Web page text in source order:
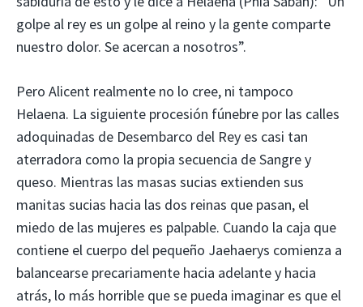
golpe al rey es un golpe al reino y la gente comparte
nuestro dolor. Se acercan a nosotros”.
Pero Alicent realmente no lo cree, ni tampoco
Helaena. La siguiente procesión fúnebre por las calles
adoquinadas de Desembarco del Rey es casi tan
aterradora como la propia secuencia de Sangre y
queso. Mientras las masas sucias extienden sus
manitas sucias hacia las dos reinas que pasan, el
miedo de las mujeres es palpable. Cuando la caja que
contiene el cuerpo del pequeño Jaehaerys comienza a
balancearse precariamente hacia adelante y hacia
atrás, lo más horrible que se pueda imaginar es que el